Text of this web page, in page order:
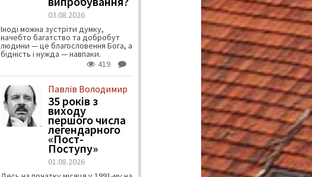
03.08.2026
Іноді можна зустріти думку,
начебто багатство та добробут
людини — це благословення Бога, а
бідність і нужда — навпаки.
419
Павлів Володимир
35 років з
виходу
першого числа
легендарного
«Пост-
Поступу»
01.08.2026